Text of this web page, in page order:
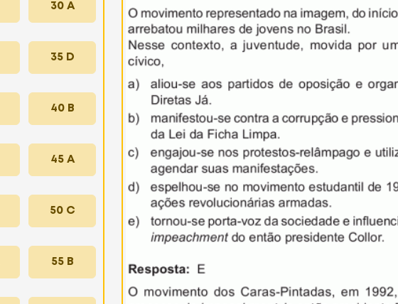
30 A
35 D
40 B
45 A
50 C
55 B